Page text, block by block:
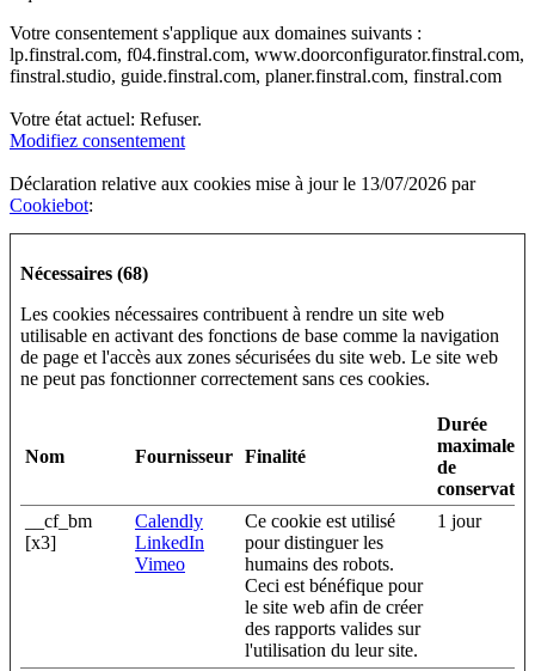
Votre consentement s'applique aux domaines suivants :
lp.finstral.com, f04.finstral.com, www.doorconfigurator.finstral.com,
finstral.studio, guide.finstral.com, planer.finstral.com, finstral.com
Votre état ​​actuel: Refuser.
Modifiez consentement
Déclaration relative aux cookies mise à jour le 13/07/2026 par
Cookiebot:
Nécessaires (68)
Les cookies nécessaires contribuent à rendre un site web
utilisable en activant des fonctions de base comme la navigation
de page et l'accès aux zones sécurisées du site web. Le site web
ne peut pas fonctionner correctement sans ces cookies.
Nom Fournisseur Finalité
Durée
maximale
de
__cf_bm
[x3]
Calendly
LinkedIn
Vimeo
Ce cookie est utilisé
pour distinguer les
humains des robots.
Ceci est bénéfique pour
le site web afin de créer
des rapports valides sur
l'utilisation du leur site.
1 jour